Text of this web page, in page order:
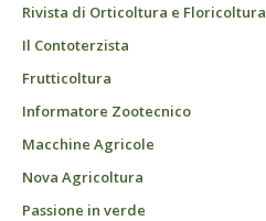
Rivista di Orticoltura e Floricoltura
Il Contoterzista
Frutticoltura
Informatore Zootecnico
Macchine Agricole
Nova Agricoltura
Passione in verde